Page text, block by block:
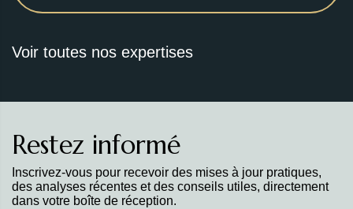
Voir toutes nos expertises
Restez informé
Inscrivez-vous pour recevoir des mises à jour pratiques,
des analyses récentes et des conseils utiles, directement
dans votre boîte de réception.